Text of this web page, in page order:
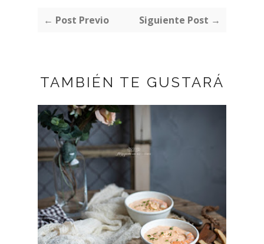
← Post Previo Siguiente Post →
TAMBIÉN TE GUSTARÁ